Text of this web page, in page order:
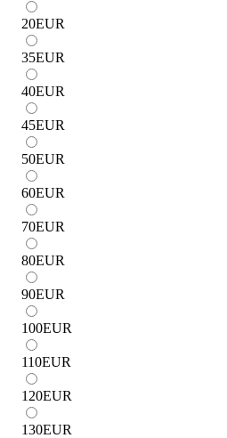
20EUR
35EUR
40EUR
45EUR
50EUR
60EUR
70EUR
80EUR
90EUR
100EUR
110EUR
120EUR
130EUR